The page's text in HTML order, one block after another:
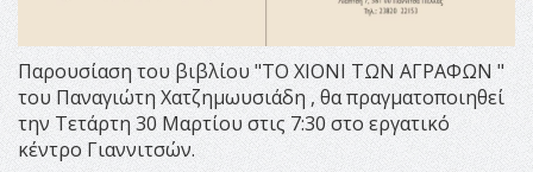
Παρουσίαση του βιβλίου "ΤΟ ΧΙΟΝΙ ΤΩΝ ΑΓΡΑΦΩΝ "
του Παναγιώτη Χατζημωυσιάδη , θα πραγματοποιηθεί
την Τετάρτη 30 Μαρτίου στις 7:30 στο εργατικό
κέντρο Γιαννιτσών.